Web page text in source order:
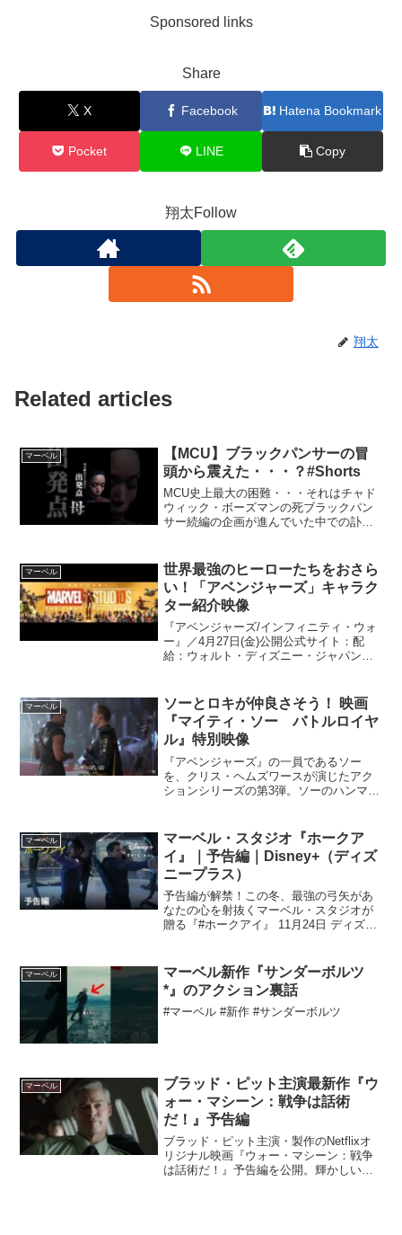
Sponsored links
Share
X Facebook Hatena Bookmark
Pocket LINE Copy
翔太Follow
翔太
Related articles
マーベル
【MCU】ブラックパンサーの冒
頭から震えた・・・？#Shorts
MCU史上最大の困難・・・それはチャド
ウィック・ボーズマンの死ブラックパン
サー続編の企画が進んでいた中での訃報
開された『ブラックパンサー/ワカンダ・
フォーエバー...
マーベル
世界最強のヒーローたちをおさら
い！「アベンジャーズ」キャラク
ター紹介映像
『アベンジャーズ/インフィニティ・ウォ
ー』／4月27日(金)公開公式サイト：配
給：ウォルト・ディズニー・ジャパン
マーベル
ソーとロキが仲良さそう！ 映画
『マイティ・ソー バトルロイヤ
ル』特別映像
『アベンジャーズ』の一員であるソー
を、クリス・ヘムズワースが演じたアク
ションシリーズの第3弾。ソーのハンマー
ソーが戦う姿を活写する。クリスやロキ
役のトム・ヒドルストンに...
マーベル
マーベル・スタジオ『ホークア
イ』｜予告編｜Disney+（ディズ
ニープラス）
予告編が解禁！この冬、最強の弓矢があ
なたの心を射抜くマーベル・スタジオが
贈る『#ホークアイ』 11月24日 ディズニ
ンジャーズ創設メンバーの一人、ホーク
アイの知...
マーベル
マーベル新作『サンダーボルツ
*』のアクション裏話
#マーベル #新作 #サンダーボルツ
マーベル
ブラッド・ピット主演最新作『ウ
ォー・マシーン：戦争は話術
だ！』予告編
ブラッド・ピット主演・製作のNetflixオ
リジナル映画『ウォー・マシーン：戦争
は話術だ！』予告編を公開。輝かしい功